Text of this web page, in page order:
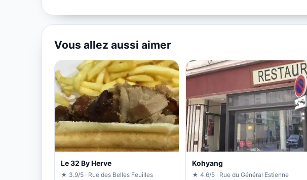
Vous allez aussi aimer
Le 32 By Herve
★ 3.9/5 · Rue des Belles Feuilles
Kohyang
★ 4.6/5 · Rue du Général Estienne